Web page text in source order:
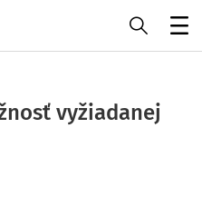
vyžiadanej